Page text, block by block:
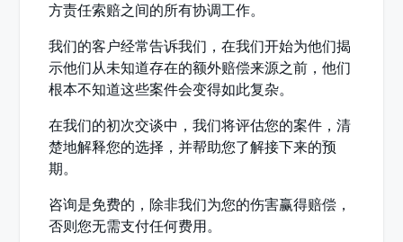
方责任索赔之间的所有协调工作。
我们的客户经常告诉我们，在我们开始为他们揭
示他们从未知道存在的额外赔偿来源之前，他们
根本不知道这些案件会变得如此复杂。
在我们的初次交谈中，我们将评估您的案件，清
楚地解释您的选择，并帮助您了解接下来的预
期。
咨询是免费的，除非我们为您的伤害赢得赔偿，
否则您无需支付任何费用。